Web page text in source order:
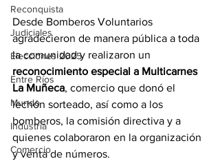
Reconquista
Judiciales
Elecciones 2025
Entre Ríos
Mundo
Industria
Comercio
Desde Bomberos Voluntarios
agradecieron de manera pública a toda
la comunidad y realizaron un
reconocimiento especial a Multicarnes
La Muñeca, comercio que donó el
lechón sorteado, así como a los
bomberos, la comisión directiva y a
quienes colaboraron en la organización
y venta de números.